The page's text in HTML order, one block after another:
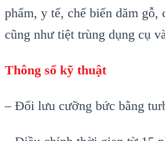
phẩm, y tế, chế biến dăm gỗ,
cũng như tiệt trùng dụng cụ
Thông số kỹ thuật
– Đối lưu cưỡng bức bằng